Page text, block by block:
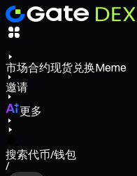
市场合约现货兑换Meme
邀请
更多
搜索代币/钱包
/